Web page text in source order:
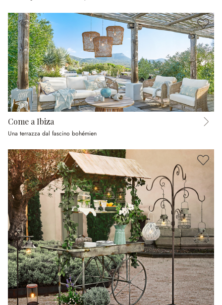
Come a Ibiza
Una terrazza dal fascino bohémien